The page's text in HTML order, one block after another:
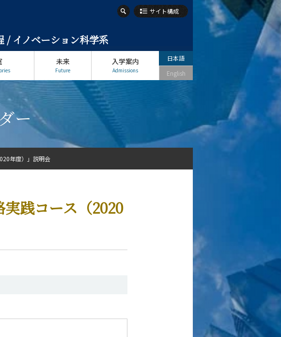
/ イノベーション科学系
サイト構成
未来
Future
入学案内
Admissions
日本語
English
ー
践コース（2020
年度）」説明会